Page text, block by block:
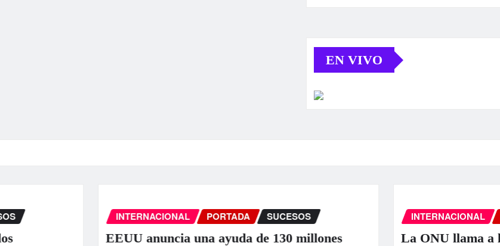
EN VIVO
INTERNACIONAL PORTADA SUCESOS
EEUU anuncia una ayuda de 130 millones
INTERNACIONAL PORTADA
La ONU llama a la colaboración